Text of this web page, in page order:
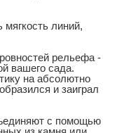
линий,
рельефа -
вашего сада.
на абсолютно
и заиграл
с помощью